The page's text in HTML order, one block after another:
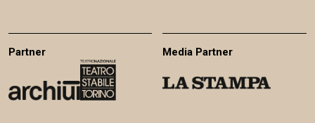
Partner Media Partner